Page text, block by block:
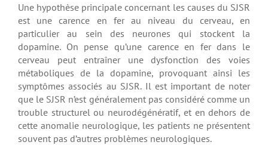
Une hypothèse principale concernant les causes du SJSR
est une carence en fer au niveau du cerveau, en
particulier au sein des neurones qui stockent la
dopamine. On pense qu’une carence en fer dans le
cerveau peut entraîner une dysfonction des voies
métaboliques de la dopamine, provoquant ainsi les
symptômes associés au SJSR. Il est important de noter
que le SJSR n’est généralement pas considéré comme un
trouble structurel ou neurodégénératif, et en dehors de
cette anomalie neurologique, les patients ne présentent
souvent pas d’autres problèmes neurologiques.